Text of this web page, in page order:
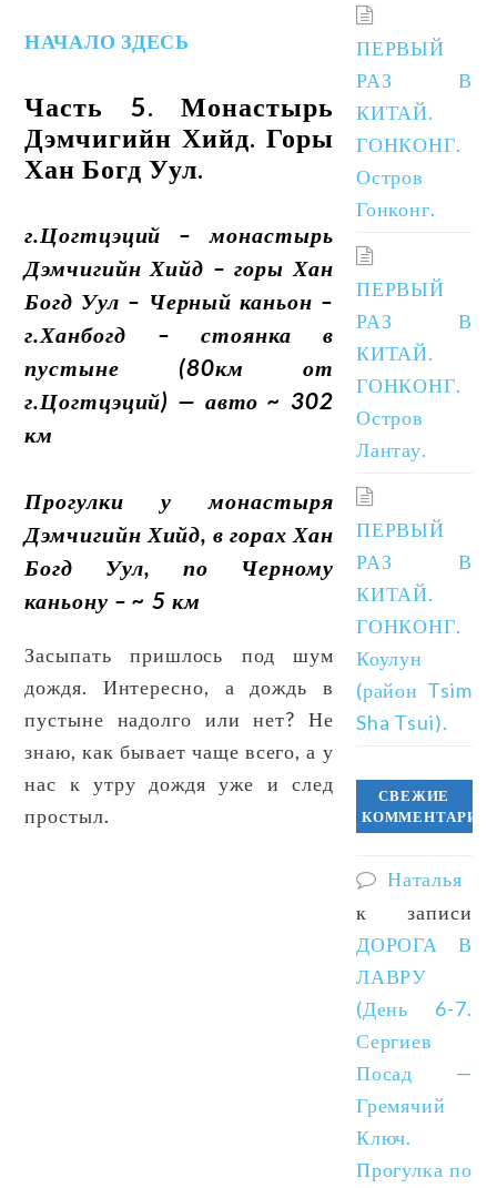
НАЧАЛО ЗДЕСЬ
Часть 5. Монастырь
Дэмчигийн Хийд. Горы
Хан Богд Уул.
г.Цогтцэций – монастырь
Дэмчигийн Хийд – горы Хан
Богд Уул – Черный каньон –
г.Ханбогд – стоянка в
пустыне (80км от
г.Цогтцэций) — авто ~ 302
км
Прогулки у монастыря
Дэмчигийн Хийд, в горах Хан
Богд Уул, по Черному
каньону – ~ 5 км
Засыпать пришлось под шум
дождя. Интересно, а дождь в
пустыне надолго или нет? Не
знаю, как бывает чаще всего, а у
нас к утру дождя уже и след
простыл.
ПЕРВЫЙ
РАЗ В
КИТАЙ.
ГОНКОНГ.
Остров
Гонконг.
ПЕРВЫЙ
РАЗ В
КИТАЙ.
ГОНКОНГ.
Остров
Лантау.
ПЕРВЫЙ
РАЗ В
КИТАЙ.
ГОНКОНГ.
Коулун
(район Tsim
Sha Tsui).
СВЕЖИЕ
КОММЕНТАРИИ
Наталья
к записи
ДОРОГА В
ЛАВРУ
(День 6-7.
Сергиев
Посад —
Гремячий
Ключ.
Прогулка по